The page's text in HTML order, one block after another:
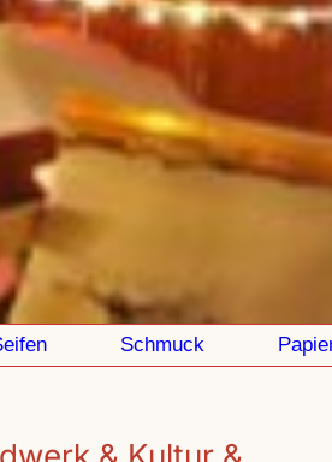
Schmuck Papier